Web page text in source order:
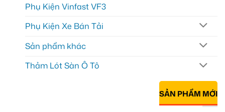
Phụ Kiện Vinfast VF3
Phụ Kiện Xe Bán Tải
Sản phẩm khác
Thảm Lót Sàn Ô Tô
SẢN PHẨM MỚI